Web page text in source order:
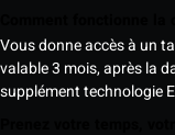
Vous donne accès à un
valable 3 mois, après la
supplément technologie